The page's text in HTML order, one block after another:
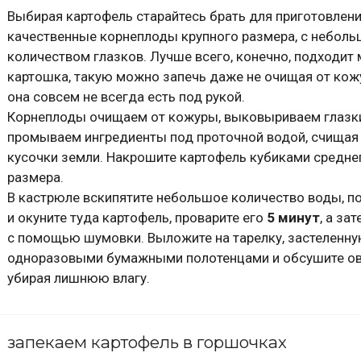
Выбирая картофель старайтесь брать для
качественные корнеплоды крупного размера, с
количеством глазков. Лучше всего, конечно, подходит
картошка, такую можно запечь даже не очищая от
она совсем не всегда есть под рукой.
Корнеплоды очищаем от кожуры, выковыриваем
промываем ингредиенты под проточной водой,
кусочки земли. Накрошите картофель кубиками
размера.
В кастрюле вскипятите небольшое количество воды,
и окуните туда картофель, проварите его 5 минут, а
с помощью шумовки. Выложите на тарелку,
одноразовыми бумажными полотенцами и обсушите
убирая лишнюю влагу.
запекаем картофель в горшочках